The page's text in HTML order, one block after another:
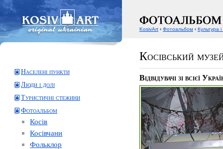
Косівський
Населені пункти
Люди і долі
Туристичні стежини
Фотоальбом
Косів
Косівчани
Фольклор
Відвідувачі зі всієї
KosivArt ‹ Фотоальбом ‹ Культура